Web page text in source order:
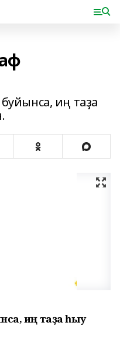
иң таҙа
иң таҙа һыу